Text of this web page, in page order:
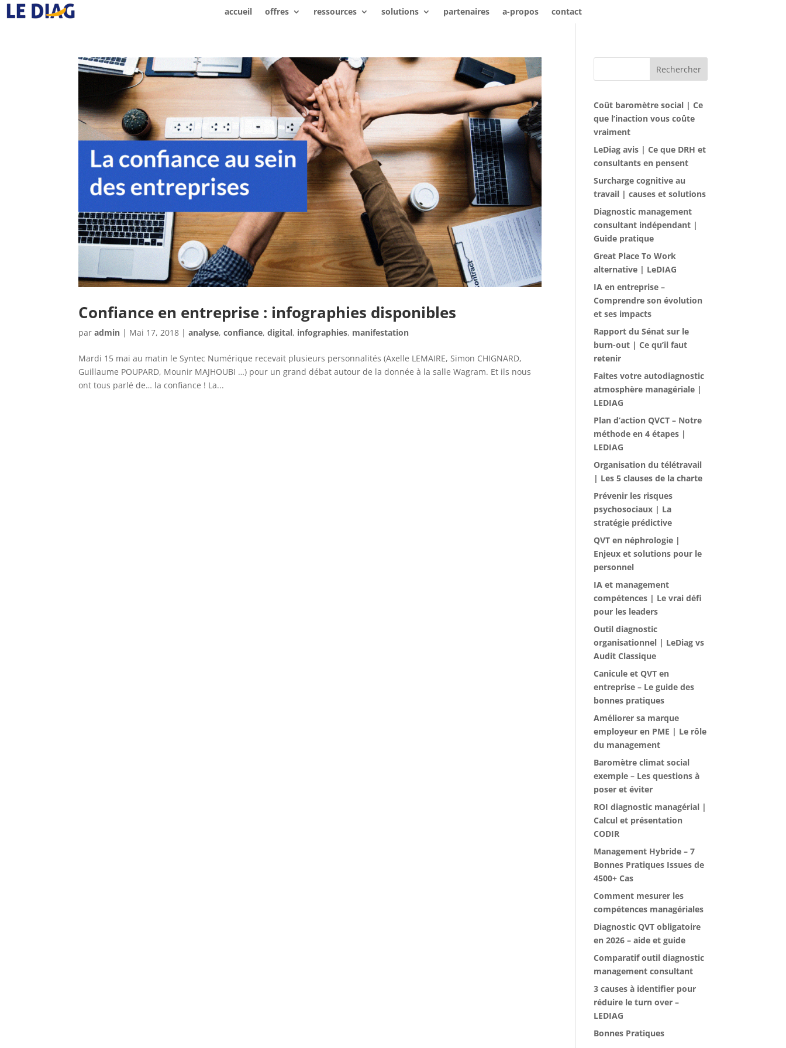
accueil offres ressources solutions partenaires a-propos contact
Confiance en entreprise : infographies disponibles
paradmin | Mai 17, 2018 |analyse,confiance,digital, infographies, manifestation
Mardi 15 mai au matin le Syntec Numérique recevait plusieurs personnalités (Axelle LEMAIRE, Simon CHIGNARD,
Guillaume POUPARD, Mounir MAJHOUBI …) pour un grand débat autour de la donnée à la salle Wagram. Et ils nous
ont tous parlé de… la confiance ! La...
Rechercher
Coût baromètre social | Ce
que l’inaction vous coûte
vraiment
LeDiag avis | Ce que DRH et
consultants en pensent
Surcharge cognitive au
travail | causes et solutions
Diagnostic management
consultant indépendant |
Guide pratique
Great Place To Work
alternative | LeDIAG
IA en entreprise –
Comprendre son évolution
et ses impacts
Rapport du Sénat sur le
burn-out | Ce qu’il faut
retenir
Faites votre autodiagnostic
atmosphère managériale |
LEDIAG
Plan d’action QVCT – Notre
méthode en 4 étapes |
LEDIAG
Organisation du télétravail
| Les 5 clauses de la charte
Prévenir les risques
psychosociaux | La
stratégie prédictive
QVT en néphrologie |
Enjeux et solutions pour le
personnel
IA et management
compétences | Le vrai défi
pour les leaders
Outil diagnostic
organisationnel | LeDiag vs
Audit Classique
Canicule et QVT en
entreprise – Le guide des
bonnes pratiques
Améliorer sa marque
employeur en PME | Le rôle
du management
Baromètre climat social
exemple – Les questions à
poser et éviter
ROI diagnostic managérial |
Calcul et présentation
CODIR
Management Hybride – 7
Bonnes Pratiques Issues de
4500+ Cas
Comment mesurer les
compétences managériales
Diagnostic QVT obligatoire
en 2026 – aide et guide
Comparatif outil diagnostic
management consultant
3 causes à identifier pour
réduire le turn over –
LEDIAG
Bonnes Pratiques